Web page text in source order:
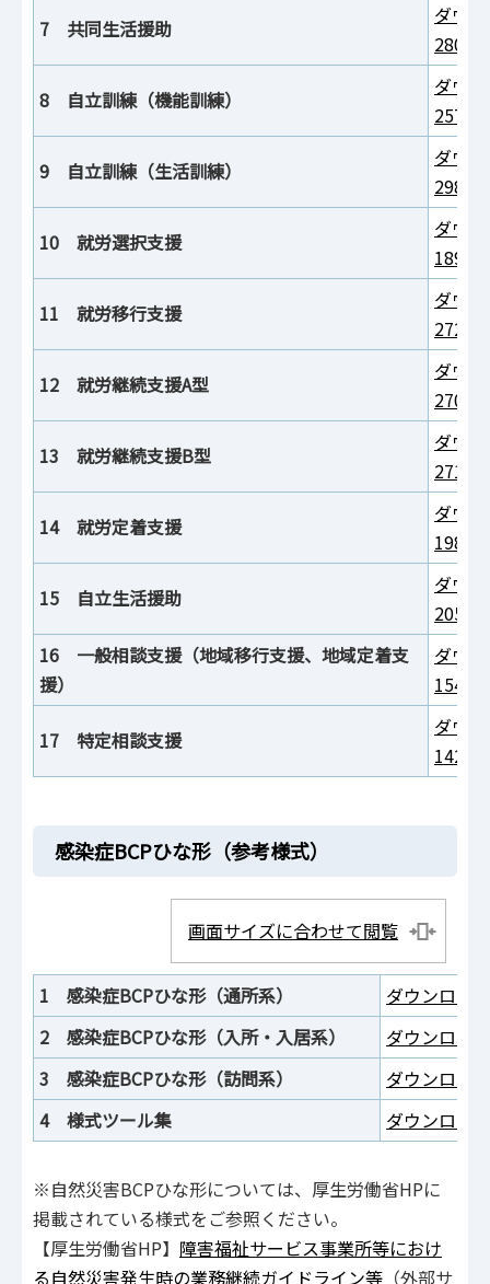
7 共同生活援助
ダウ
8 自立訓練（機能訓練）
ダウ
9 自立訓練（生活訓練）
ダウ
10 就労選択支援
ダウ
11 就労移行支援
ダウ
12 就労継続支援A型
ダウ
13 就労継続支援B型
ダウ
14 就労定着支援
ダウ
15 自立生活援助
ダウ
16 一般相談支援（地域移行支援、地域定着支
援）
ダウ
17 特定相談支援
ダウ
感染症BCPひな形（参考様式）
画面サイズに合わせて閲覧
1 感染症BCPひな形（通所系）
ダウンロー
2 感染症BCPひな形（入所・入居系）
ダウンロー
3 感染症BCPひな形（訪問系）
ダウンロー
4 様式ツール集
ダウンロー
※自然災害BCPひな形については、厚生労働省HPに
掲載されている様式をご参照ください。
【厚生労働省HP】 障害福祉サービス事業所等におけ
る自然災害発生時の業務継続ガイドライン等 （外部サ